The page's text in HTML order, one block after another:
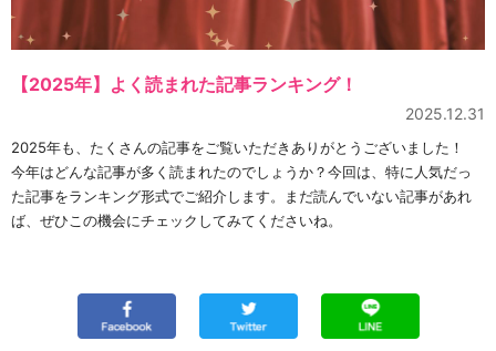
【2025年】よく読まれた記事ランキング！
2025.12.31
2025年も、たくさんの記事をご覧いただきありがとうございました！
今年はどんな記事が多く読まれたのでしょうか？今回は、特に人気だっ
た記事をランキング形式でご紹介します。まだ読んでいない記事があれ
ば、ぜひこの機会にチェックしてみてくださいね。